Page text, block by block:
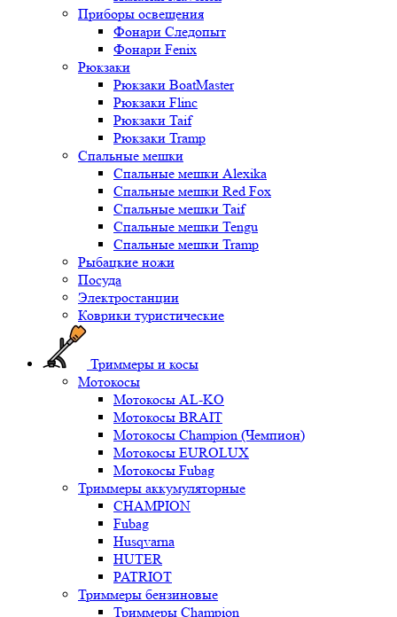
Приборы освещения
Фонари Следопыт
Фонари Fenix
Рюкзаки
Рюкзаки BoatMaster
Рюкзаки Flinc
Рюкзаки Taif
Рюкзаки Tramp
Спальные мешки
Спальные мешки Alexika
Спальные мешки Red Fox
Спальные мешки Taif
Спальные мешки Tengu
Спальные мешки Tramp
Рыбацкие ножи
Посуда
Электростанции
Коврики туристические
Триммеры и косы
Мотокосы
Мотокосы AL-KO
Мотокосы BRAIT
Мотокосы Champion (Чемпион)
Мотокосы EUROLUX
Мотокосы Fubag
Триммеры аккумуляторные
CHAMPION
Fubag
Husqvarna
HUTER
PATRIOT
Триммеры бензиновые
Триммеры Champion